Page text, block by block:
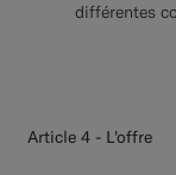
différentes
Article 4 - L'offre